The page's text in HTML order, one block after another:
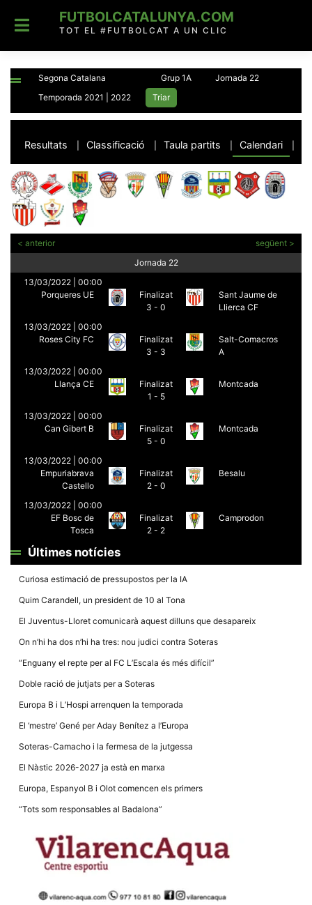
content
FUTBOLCATALUNYA.COM
TOT EL #FUTBOLCAT A UN CLIC
Resultats Classificació Taula partits Calendari
< anterior
següent >
Jornada 22
13/03/2022 | 00:00
Porqueres UE
Finalizat
3 - 0
Sant Jaume de
Llierca CF
13/03/2022 | 00:00
Roses City FC
Finalizat
3 - 3
Salt-Comacros
A
13/03/2022 | 00:00
Llança CE
Finalizat
1 - 5
Montcada
13/03/2022 | 00:00
Can Gibert B
Finalizat
5 - 0
Montcada
13/03/2022 | 00:00
Empuriabrava
Castello
Finalizat
2 - 0
Besalu
13/03/2022 | 00:00
EF Bosc de
Tosca
Finalizat
2 - 2
Camprodon
Últimes notícies
Curiosa estimació de pressupostos per la IA
Quim Carandell, un president de 10 al Tona
El Juventus-Lloret comunicarà aquest dilluns que desapareix
On n’hi ha dos n’hi ha tres: nou judici contra Soteras
“Enguany el repte per al FC L’Escala és més difícil”
Doble ració de jutjats per a Soteras
Europa B i L’Hospi arrenquen la temporada
El ‘mestre’ Gené per Aday Benítez a l’Europa
Soteras-Camacho i la fermesa de la jutgessa
El Nàstic 2026-2027 ja està en marxa
Europa, Espanyol B i Olot comencen els primers
“Tots som responsables al Badalona”
Necessàries
són
opcionals,
per al
funcionament
dades
estadístiques
anònima d'ús
per a millorar
la funcionalitat
i la seva
d'usuari
components
nostre lloc web
permeten que el
aquestes
cookies
algunes
del lloc web.